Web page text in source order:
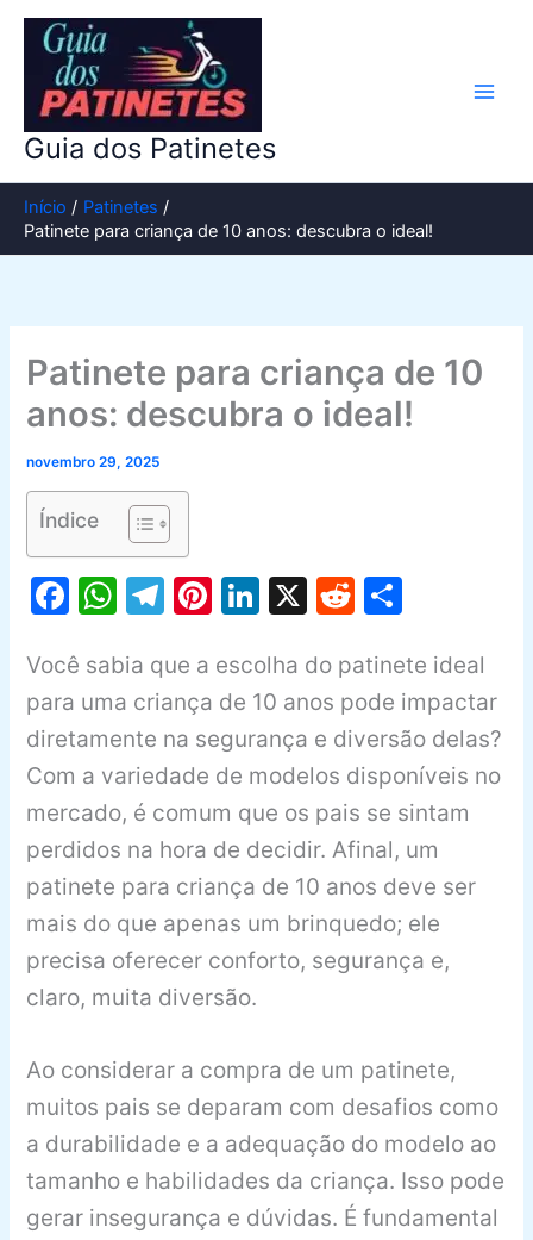
conteúdo
Guia dos Patinetes
Início
Patinetes
Patinete para criança de 10 anos: descubra o ideal!
Patinete para criança de 10
anos: descubra o ideal!
novembro 29, 2025
Índice
F
c
e
b
o
o
k
W
at
s
A
p
p
T
e
gr
a
m
Pi
er
e
st
Li
k
e
dI
n
X
R
d
di
t
ar
e
Você sabia que a escolha do patinete ideal
para uma criança de 10 anos pode impactar
diretamente na segurança e diversão delas?
Com a variedade de modelos disponíveis no
mercado, é comum que os pais se sintam
perdidos na hora de decidir. Afinal, um
patinete para criança de 10 anos deve ser
mais do que apenas um brinquedo; ele
precisa oferecer conforto, segurança e,
claro, muita diversão.
Ao considerar a compra de um patinete,
muitos pais se deparam com desafios como
a durabilidade e a adequação do modelo ao
tamanho e habilidades da criança. Isso pode
gerar insegurança e dúvidas. É fundamental